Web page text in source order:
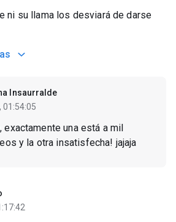
ni su llama los desviará de darse
Insaurralde
01:54:05
, exactamente una está a mil
y la otra insatisfecha! jajaja